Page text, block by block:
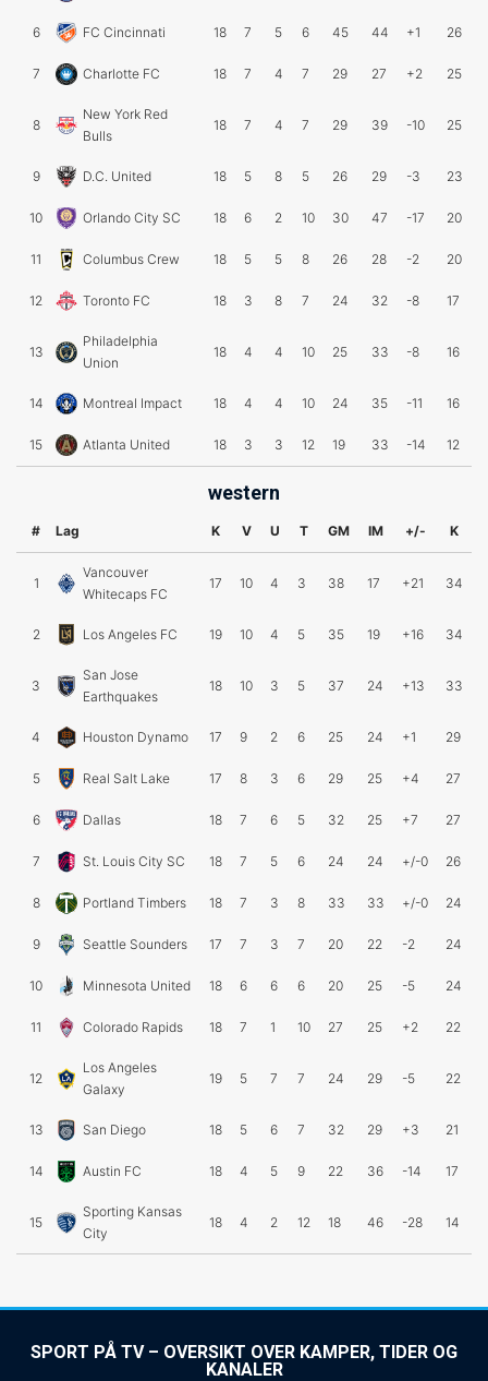
6 FC Cincinnati 18 7 5 6 45 44 +1 26
7 Charlotte FC 18 7 4 7 29 27 +2 25
8
New York Red
Bulls
18 7 4 7 29 39 -10 25
9 D.C. United 18 5 8 5 26 29 -3 23
10 Orlando City SC 18 6 2 10 30 47 -17 20
11 Columbus Crew 18 5 5 8 26 28 -2 20
12 Toronto FC 18 3 8 7 24 32 -8 17
13
Philadelphia
Union
18 4 4 10 25 33 -8 16
14 Montreal Impact 18 4 4 10 24 35 -11 16
15 Atlanta United 18 3 3 12 19 33 -14 12
western
# Lag K V U T GM IM +/- K
1
Vancouver
Whitecaps FC
17 10 4 3 38 17 +21 34
2 Los Angeles FC 19 10 4 5 35 19 +16 34
3
San Jose
Earthquakes
18 10 3 5 37 24 +13 33
4 Houston Dynamo 17 9 2 6 25 24 +1 29
5 Real Salt Lake 17 8 3 6 29 25 +4 27
6 Dallas 18 7 6 5 32 25 +7 27
7 St. Louis City SC 18 7 5 6 24 24 +/-0 26
8 Portland Timbers 18 7 3 8 33 33 +/-0 24
9 Seattle Sounders 17 7 3 7 20 22 -2 24
10 Minnesota United 18 6 6 6 20 25 -5 24
11 Colorado Rapids 18 7 1 10 27 25 +2 22
12
Los Angeles
Galaxy
19 5 7 7 24 29 -5 22
13 San Diego 18 5 6 7 32 29 +3 21
14 Austin FC 18 4 5 9 22 36 -14 17
15
Sporting Kansas
City
18 4 2 12 18 46 -28 14
SPORT PÅ TV – OVERSIKT OVER KAMPER, TIDER OG
KANALER